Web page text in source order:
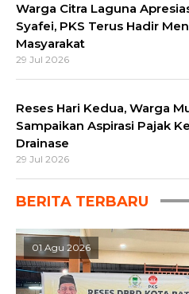
Warga Citra Laguna
Syafei, PKS Terus Hadir
Masyarakat
29 Jul 2026
Reses Hari Kedua, Warga
Sampaikan Aspirasi Pajak
Drainase
29 Jul 2026
BERITA TERBARU
01 Agu 2026